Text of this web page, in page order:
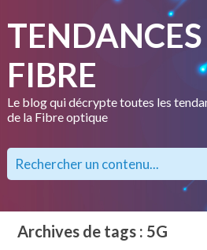
TENDANCES
FIBRE
Le blog qui décrypte toutes les
de la Fibre optique
Archives de tags : 5G